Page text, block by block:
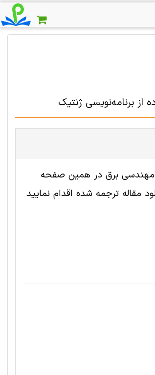
از برنامه‌نویسی ژنتیک
چکیده این مقاله مهندسی برق در همین صفحه
مقاله ترجمه شده اقدام نمایید